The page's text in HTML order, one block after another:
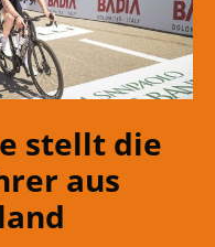
stellt die
aus